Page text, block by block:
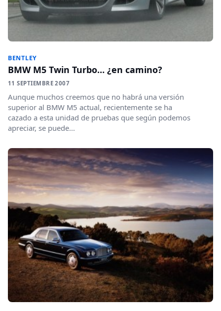
BENTLEY
BMW M5 Twin Turbo… ¿en camino?
11 SEPTIEMBRE 2007
Aunque muchos creemos que no habrá una versión
superior al BMW M5 actual, recientemente se ha
cazado a esta unidad de pruebas que según podemos
apreciar, se puede...